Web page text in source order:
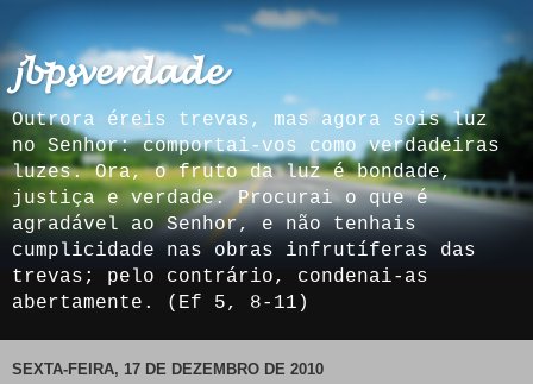
𝓳𝓫𝓹𝓼𝓿𝓮𝓻𝓭𝓪𝓭𝓮
Outrora éreis trevas, mas agora sois luz
no Senhor: comportai-vos como verdadeiras
luzes. Ora, o fruto da luz é bondade,
justiça e verdade. Procurai o que é
agradável ao Senhor, e não tenhais
cumplicidade nas obras infrutíferas das
trevas; pelo contrário, condenai-as
abertamente. (Ef 5, 8-11)
SEXTA-FEIRA, 17 DE DEZEMBRO DE 2010